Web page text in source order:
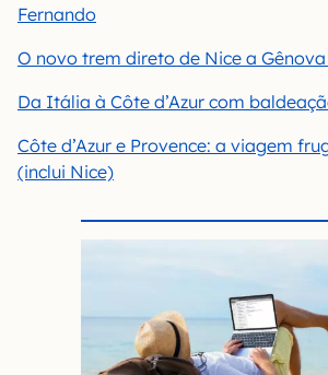
Fernando
O novo trem direto de Nice a
Da Itália à Côte d’Azur com
Côte d’Azur e Provence: a viagem
(inclui Nice)